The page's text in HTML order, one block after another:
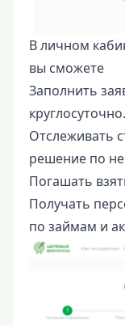
В личном
вы сможете
Заполнить
круглосуточно.
Отслеживать
решение по
Погашать
Получать
по займам и